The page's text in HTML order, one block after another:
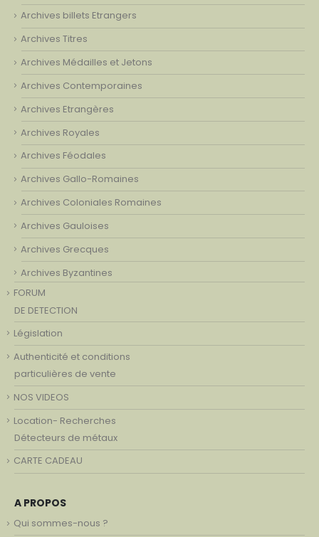
Archives billets Etrangers
Archives Titres
Archives Médailles et Jetons
Archives Contemporaines
Archives Etrangères
Archives Royales
Archives Féodales
Archives Gallo-Romaines
Archives Coloniales Romaines
Archives Gauloises
Archives Grecques
Archives Byzantines
FORUM
DE DETECTION
Législation
Authenticité et conditions
particulières de vente
NOS VIDEOS
Location- Recherches
Détecteurs de métaux
CARTE CADEAU
A PROPOS
Qui sommes-nous ?